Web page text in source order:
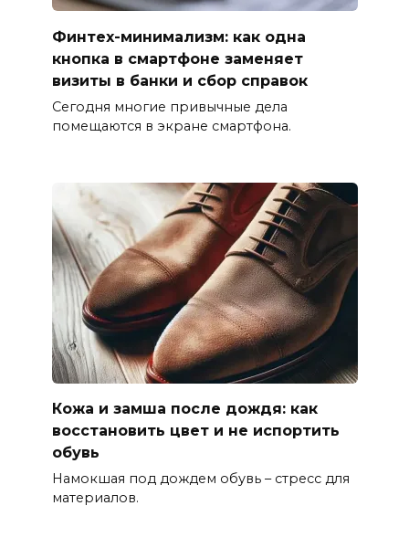
Финтех-минимализм: как одна
кнопка в смартфоне заменяет
визиты в банки и сбор справок
Сегодня многие привычные дела
помещаются в экране смартфона.
Кожа и замша после дождя: как
восстановить цвет и не испортить
обувь
Намокшая под дождем обувь – стресс для
материалов.